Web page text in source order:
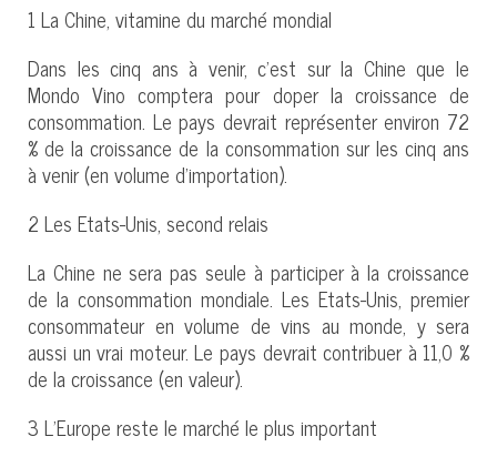
1 La Chine, vitamine du marché mondial
Dans les cinq ans à venir, c’est sur la Chine que le
Mondo Vino comptera pour doper la croissance de
consommation. Le pays devrait représenter environ 72
% de la croissance de la consommation sur les cinq ans
à venir (en volume d’importation).
2 Les Etats-Unis, second relais
La Chine ne sera pas seule à participer à la croissance
de la consommation mondiale. Les Etats-Unis, premier
consommateur en volume de vins au monde, y sera
aussi un vrai moteur. Le pays devrait contribuer à 11,0 %
de la croissance (en valeur).
3 L’Europe reste le marché le plus important